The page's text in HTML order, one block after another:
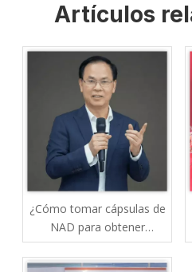
Artículos
¿Cómo tomar cápsulas de
NAD para obtener
mejores resultados?